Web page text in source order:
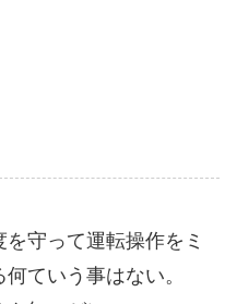
守って運転操作をミ
ていう事はない。